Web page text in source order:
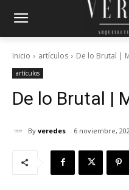
Inicio artículos De lo Brutal |
artículos
De lo Brutal |
By veredes 6 noviembre,